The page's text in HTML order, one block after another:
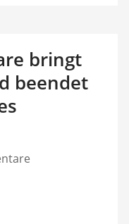
bringt
beendet